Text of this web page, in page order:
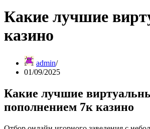
Какие лучшие
казино
admin
01/09/2025
Какие лучшие
пополнением 7к казино